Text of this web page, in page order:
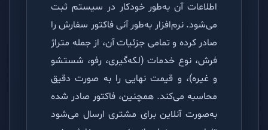
اطلاعات آن به‌طور خودکار در سیستم ثبت
می‌شود. نرم‌افزار به‌طور آنی فاکتور سفارش را
صادر کرده و تمامی جزئیات آن، از جمله متراژ
فرش، نوع خدمات (لکه‌گیری، رفو، شستشو
و غیره)، و قیمت نهایی را به صورت دقیق
محاسبه می‌کند. همچنین، فاکتور صادر شده
به‌صورت آنلاین برای مشتری ارسال می‌شود